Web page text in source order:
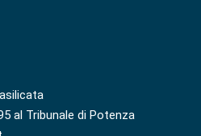
al Tribunale di Potenza